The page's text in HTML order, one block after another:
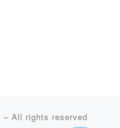
– All rights reserved